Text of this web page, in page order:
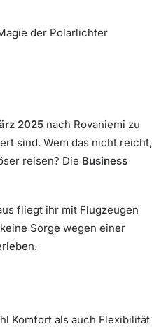
der Polarlichter
2025 nach Rovaniemi zu
sind. Wem das nicht reicht,
reisen? Die Business
fliegt ihr mit Flugzeugen
Sorge wegen einer
Komfort als auch Flexibilität